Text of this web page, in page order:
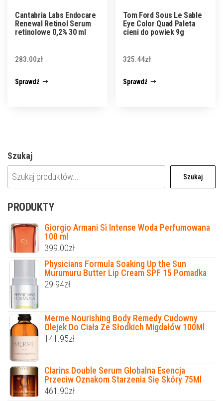
Cantabria Labs Endocare
Renewal Retinol Serum
retinolowe 0,2% 30 ml
283.00zł
Sprawdź
Tom Ford Sous Le Sable
Eye Color Quad Paleta
cieni do powiek 9g
325.44zł
Sprawdź
Szukaj
Szukaj
PRODUKTY
Giorgio Armani Sì Intense Woda Perfumowana
100 ml
399.00zł
Physicians Formula Soaking Up the Sun
Murumuru Butter Lip Cream SPF 15 Pomadka
29.94zł
Merme Nourishing Body Remedy Cudowny
Olejek Do Ciała Ze Słodkich Migdałów 100Ml
141.95zł
Clarins Double Serum Globalna Esencja
Przeciw Oznakom Starzenia Się Skóry 75Ml
461.90zł